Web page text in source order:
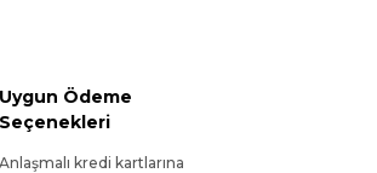
Uygun Ödeme
Seçenekleri
Anlaşmalı kredi kartlarına